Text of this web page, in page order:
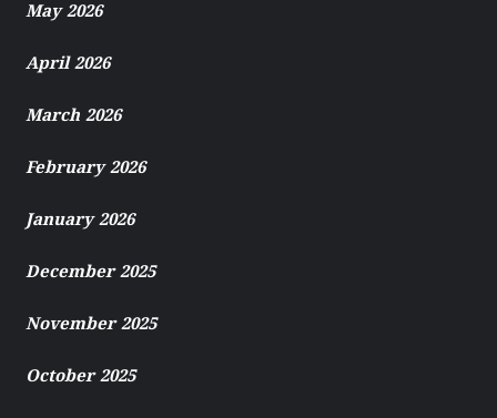
May 2026
April 2026
March 2026
February 2026
January 2026
December 2025
November 2025
October 2025